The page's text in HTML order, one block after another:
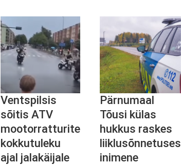
Ventspilsis
sõitis ATV
mootorratturite
kokkutuleku
ajal jalakäijale
Pärnumaal
Tõusi külas
hukkus raskes
liiklusõnnetuses
inimene